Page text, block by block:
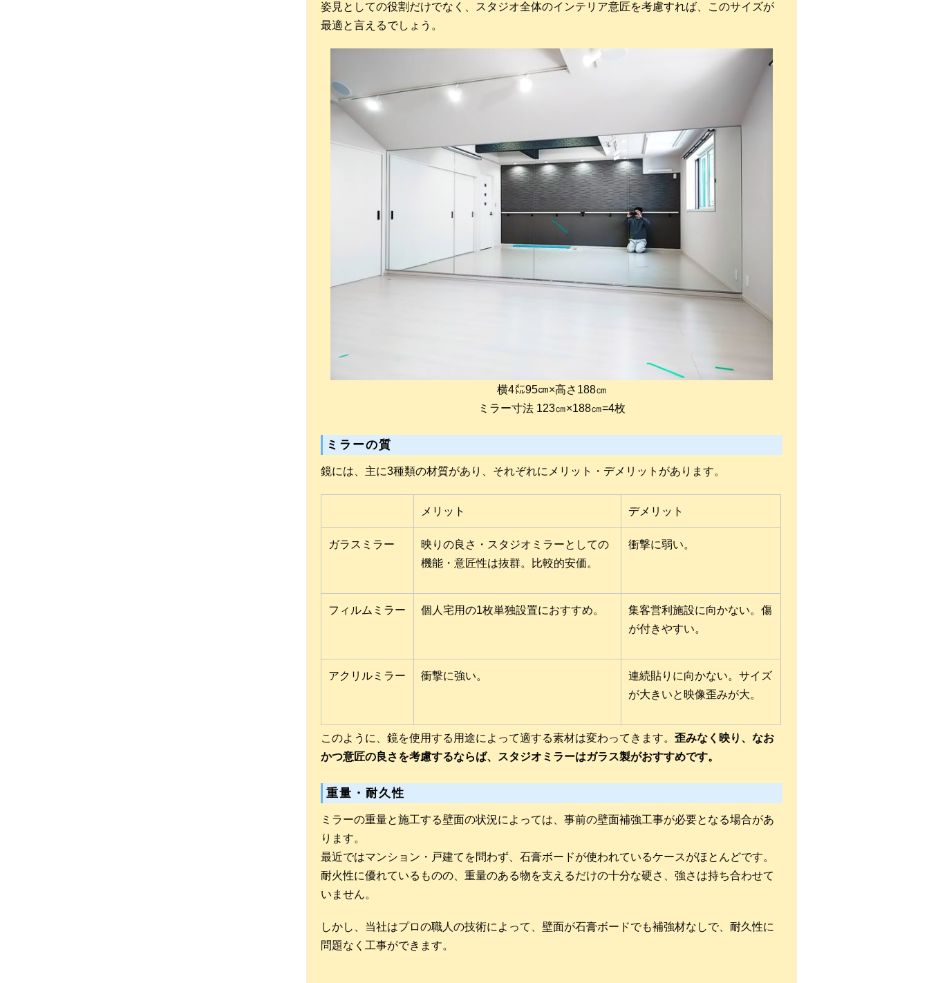
姿見としての役割だけでなく、スタジオ全体のインテリア意匠を考慮すれば、このサイズが
最適と言えるでしょう。
横4㍍95㎝×高さ188㎝
ミラー寸法 123㎝×188㎝=4枚
ミラーの質
鏡には、主に3種類の材質があり、それぞれにメリット・デメリットがあります。
メリット デメリット
ガラスミラー
映りの良さ・スタジオミラーとしての
機能・意匠性は抜群。比較的安価。
衝撃に弱い。
フィルムミラー 個人宅用の1枚単独設置におすすめ。
集客営利施設に向かない。傷
が付きやすい。
アクリルミラー 衝撃に強い。
連続貼りに向かない。サイズ
が大きいと映像歪みが大。
このように、鏡を使用する用途によって適する素材は変わってきます。 歪みなく映り、なお
かつ意匠の良さを考慮するならば、スタジオミラーはガラス製がおすすめです。
重量・耐久性
ミラーの重量と施工する壁面の状況によっては、事前の壁面補強工事が必要となる場合があ
ります。
最近ではマンション・戸建てを問わず、石膏ボードが使われているケースがほとんどです。
耐火性に優れているものの、重量のある物を支えるだけの十分な硬さ、強さは持ち合わせて
いません。
しかし、当社はプロの職人の技術によって、壁面が石膏ボードでも補強材なしで、耐久性に
問題なく工事ができます。